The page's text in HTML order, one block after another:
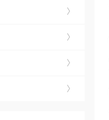
〉
〉
〉
〉